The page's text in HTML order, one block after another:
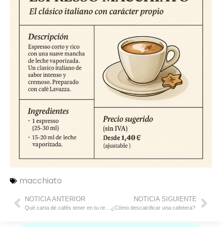
macchiato
NOTICIA ANTERIOR NOTICIA SIGUIENTE
¿Cómo descalcificar una cafetera?